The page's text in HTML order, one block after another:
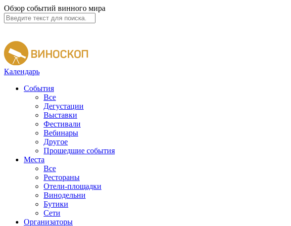
Обзор событий винного мира
Календарь
События
Все
Дегустации
Выставки
Фестивали
Вебинары
Другое
Прошедшие события
Места
Все
Рестораны
Отели-площадки
Винодельни
Бутики
Сети
Организаторы